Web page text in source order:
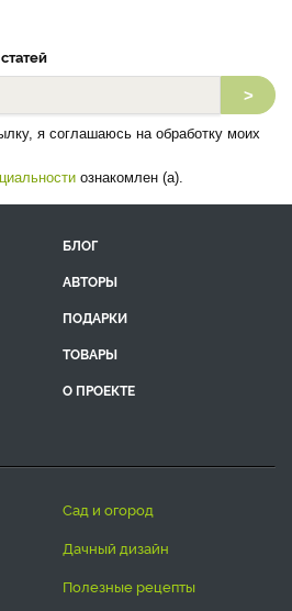
>
я соглашаюсь на обработку моих
ознакомлен (а).
БЛОГ
АВТОРЫ
ПОДАРКИ
ТОВАРЫ
О ПРОЕКТЕ
сад и огород
дачный дизайн
полезные рецепты